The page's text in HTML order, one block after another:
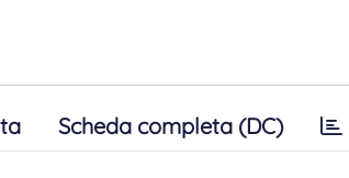
Scheda completa (DC)